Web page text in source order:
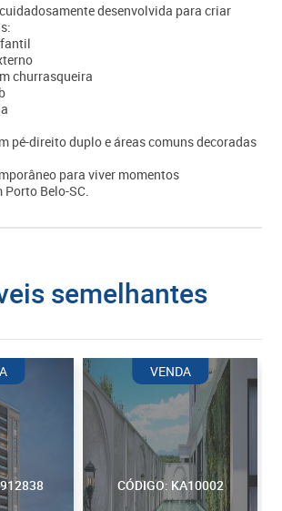
desenvolvida para criar
churrasqueira
pé-direito duplo e áreas comuns decoradas
para viver momentos
Belo-SC.
semelhantes
CÓDIGO: KA10002
VENDA